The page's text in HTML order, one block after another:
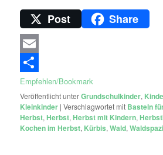
Post Share
Email
Empfehlen/Bookmark
Veröffentlicht unterGrundschulkinder,
Kleinkinder |Verschlagwortet mit Basteln
Herbst,Herbst,Herbst mit Kindern,
Kochen im Herbst, Kürbis,Wald,